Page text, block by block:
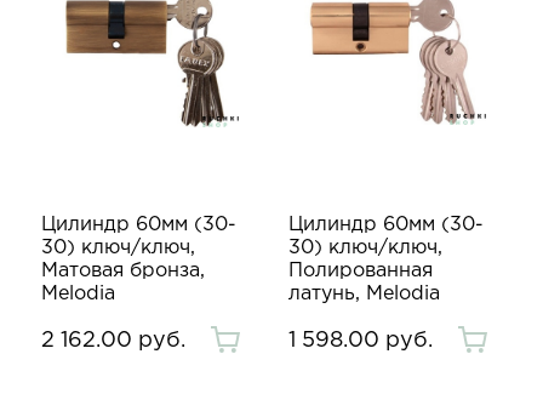
Цилиндр 60мм (30-
30) ключ/ключ,
Матовая бронза,
Melodia
2 162.00 руб.
Цилиндр 60мм (30-
30) ключ/ключ,
Полированная
латунь, Melodia
1 598.00 руб.